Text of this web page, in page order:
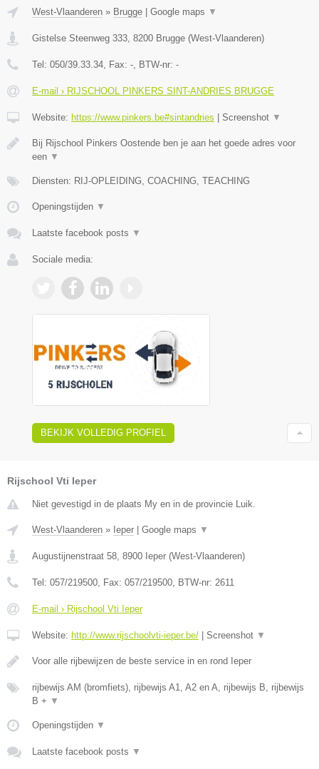
West-Vlaanderen » Brugge Google maps ▼
Gistelse Steenweg 333, 8200 Brugge (West-Vlaanderen)
Tel: 050/39.33.34, Fax: -, BTW-nr: -
E-mail › RIJSCHOOL PINKERS SINT-ANDRIES BRUGGE
Website: https://www.pinkers.be#sintandries Screenshot ▼
Bij Rijschool Pinkers Oostende ben je aan het goede adres voor
een ▼
Diensten: RIJ-OPLEIDING, COACHING, TEACHING
Openingstijden ▼
Laatste facebook posts ▼
Sociale media:
BEKIJK VOLLEDIG PROFIEL
Rijschool Vti Ieper
Niet gevestigd in de plaats My en in de provincie Luik.
West-Vlaanderen » Ieper Google maps ▼
Augustijnenstraat 58, 8900 Ieper (West-Vlaanderen)
Tel: 057/219500, Fax: 057/219500, BTW-nr: 2611
E-mail › Rijschool Vti Ieper
Website: http://www.rijschoolvti-ieper.be/ Screenshot ▼
Voor alle rijbewijzen de beste service in en rond Ieper
rijbewijs AM (bromfiets), rijbewijs A1, A2 en A, rijbewijs B, rijbewijs
B + ▼
Openingstijden ▼
Laatste facebook posts ▼